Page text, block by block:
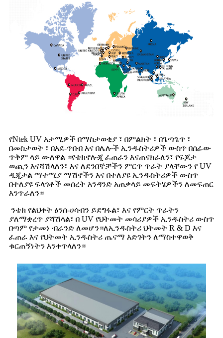
የNtek UV አታሚዎች በማስታወቂያ ፣ በምልክት ፣ በጌጣጌጥ ፣
በመስታወት ፣ በእደ-ጥበብ እና በሌሎች ኢንዱስትሪዎች ውስጥ በሰፊው
ጥቅም ላይ ውለዋል ።የቴክኖሎጂ ፈጠራን እናጠናክራለን፣ የፍጆታ
ወጪን እናሻሽላለን፣ እና ለደንበኞቻችን ምርጥ ጥራት ያላቸውን የ UV
ዲጂታል ማተሚያ ማሽኖችን እና በተለያዩ ኢንዱስትሪዎች ውስጥ
በተለያዩ ፍላጎቶች መሰረት አንዳንድ አጠቃላይ መፍትሄዎችን ለመፍጠር
እንጥራለን።
ንቴክ የልህቀት ፅንሰ-ሀሳብን ይደግፋል፣ እና የምርት ጥራትን
ያለማቋረጥ ያሻሽላል፣ በ UV የህትመት መሳሪያዎች ኢንዱስትሪ ውስጥ
በጣም የታመነ ብራንድ ለመሆን።ለኢንዱስትሪ ህትመት R & D እና
ፈጠራ እና የህትመት ኢንዱስትሪ ጤናማ እድገትን ለማስተዋወቅ
ቁርጠኝነትን እንቀጥላለን።